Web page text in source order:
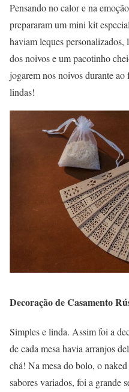
Pensando no calor e na
prepararam um mini kit
haviam leques
dos noivos e um pacotinho
jogarem nos noivos durante
lindas!
Decoração de Casamento
Simples e linda. Assim foi a
de cada mesa havia arranjos
chá! Na mesa do bolo, o
sabores variados, foi a grande